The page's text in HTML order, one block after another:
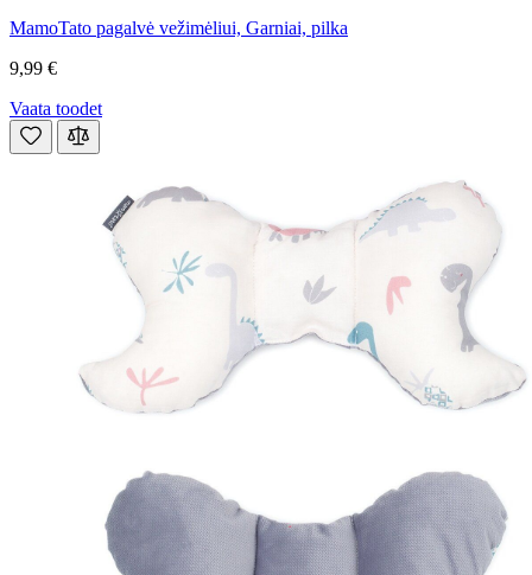
MamoTato pagalvė vežimėliui, Garniai, pilka
9,99 €
Vaata toodet